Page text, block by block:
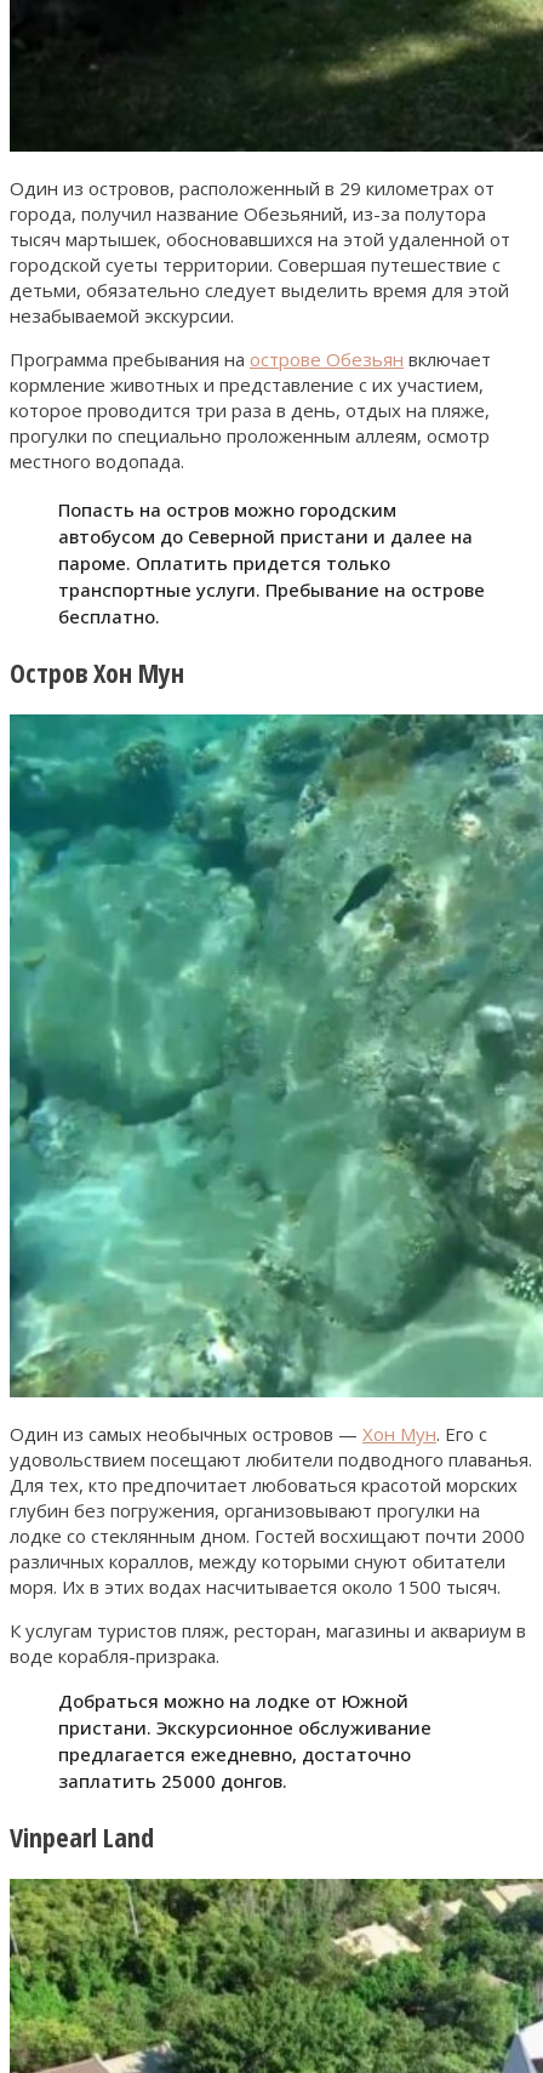
Один из островов, расположенный в 29 километрах от
города, получил название Обезьяний, из-за полутора
тысяч мартышек, обосновавшихся на этой удаленной от
городской суеты территории. Совершая путешествие с
детьми, обязательно следует выделить время для этой
незабываемой экскурсии.
Программа пребывания на острове Обезьян включает
кормление животных и представление с их участием,
которое проводится три раза в день, отдых на пляже,
прогулки по специально проложенным аллеям, осмотр
местного водопада.
Попасть на остров можно городским
автобусом до Северной пристани и далее на
пароме. Оплатить придется только
транспортные услуги. Пребывание на острове
бесплатно.
Остров Хон Мун
Один из самых необычных островов — Хон Мун. Его с
удовольствием посещают любители подводного плаванья.
Для тех, кто предпочитает любоваться красотой морских
глубин без погружения, организовывают прогулки на
лодке со стеклянным дном. Гостей восхищают почти 2000
различных кораллов, между которыми снуют обитатели
моря. Их в этих водах насчитывается около 1500 тысяч.
К услугам туристов пляж, ресторан, магазины и аквариум в
воде корабля-призрака.
Добраться можно на лодке от Южной
пристани. Экскурсионное обслуживание
предлагается ежедневно, достаточно
заплатить 25000 донгов.
Vinpearl Land